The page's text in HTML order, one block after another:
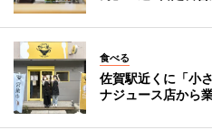
食べる
佐賀駅近くに「小
ナジュース店から